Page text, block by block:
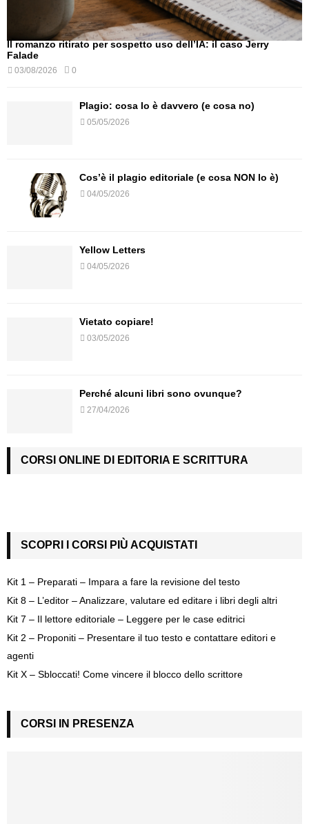
Il romanzo ritirato per sospetto uso dell’IA: il caso Jerry
Falade
03/08/2026 0
Plagio: cosa lo è davvero (e cosa no)
05/05/2026
Cos’è il plagio editoriale (e cosa NON lo è)
04/05/2026
Yellow Letters
04/05/2026
Vietato copiare!
03/05/2026
Perché alcuni libri sono ovunque?
27/04/2026
CORSI ONLINE DI EDITORIA E SCRITTURA
SCOPRI I CORSI PIÙ ACQUISTATI
Kit 1 – Preparati – Impara a fare la revisione del testo
Kit 8 – L’editor – Analizzare, valutare ed editare i libri degli altri
Kit 7 – Il lettore editoriale – Leggere per le case editrici
Kit 2 – Proponiti – Presentare il tuo testo e contattare editori e
agenti
Kit X – Sbloccati! Come vincere il blocco dello scrittore
CORSI IN PRESENZA